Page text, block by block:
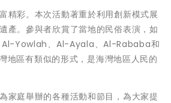
精彩。本次活動著重於利用創新模式展
產。參與者欣賞了當地的民俗表演，如
Yowlah、Al-Ayala、Al-Rababa和
地區有類似的形式，是海灣地區人民的
家庭舉辦的各種活動和節目，為大家提